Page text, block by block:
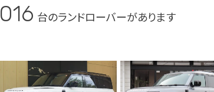
016 台のランドローバーがあります